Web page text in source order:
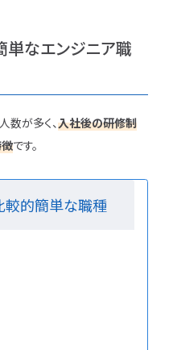
なエンジニア職
数が多く、入社後の研修制
です。
較的簡単な職種